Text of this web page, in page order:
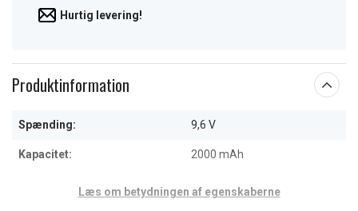
Hurtig levering!
Produktinformation
Spænding: 9,6 V
Kapacitet: 2000 mAh
Læs om betydningen af egenskaberne